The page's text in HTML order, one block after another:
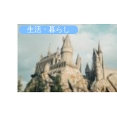
生活・暮らし